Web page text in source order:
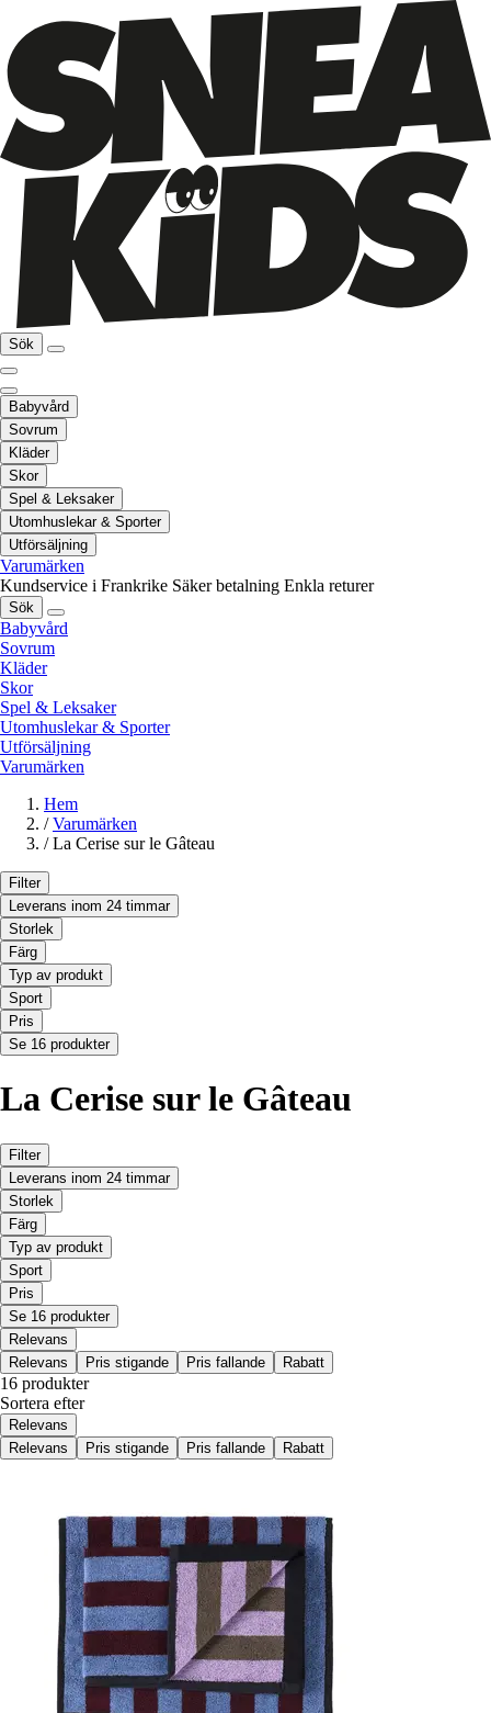
Sök
Babyvård
Sovrum
Kläder
Skor
Spel & Leksaker
Utomhuslekar & Sporter
Utförsäljning
Varumärken
Kundservice i Frankrike Säker betalning Enkla returer
Sök
Babyvård
Sovrum
Kläder
Skor
Spel & Leksaker
Utomhuslekar & Sporter
Utförsäljning
Varumärken
Hem
/ Varumärken
/ La Cerise sur le Gâteau
Filter
Leverans inom 24 timmar
Storlek
Färg
Typ av produkt
Sport
Pris
Se 16 produkter
La Cerise sur le Gâteau
Filter
Leverans inom 24 timmar
Storlek
Färg
Typ av produkt
Sport
Pris
Se 16 produkter
Relevans
Relevans
Pris stigande Pris fallande Rabatt
16 produkter
Sortera efter
Relevans
Relevans
Pris stigande Pris fallande Rabatt